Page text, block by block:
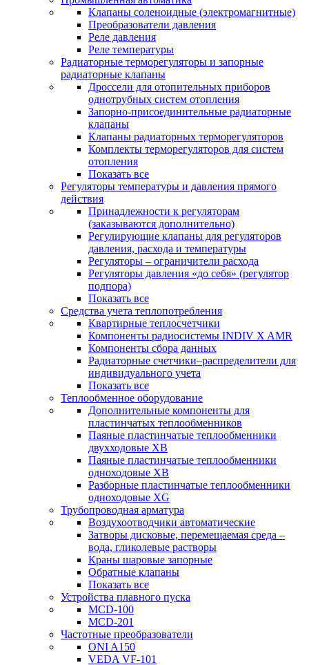
Клапаны соленоидные (электромагнитные)
Преобразователи давления
Реле давления
Реле температуры
Радиаторные терморегуляторы и запорные
радиаторные клапаны
Дроссели для отопительных приборов
однотрубных систем отопления
Запорно-присоединительные радиаторные
клапаны
Клапаны радиаторных терморегуляторов
Комплекты терморегуляторов для систем
отопления
Показать все
Регуляторы температуры и давления прямого
действия
Принадлежности к регуляторам
(заказываются дополнительно)
Регулирующие клапаны для регуляторов
давления, расхода и температуры
Регуляторы – ограничители расхода
Регуляторы давления «до себя» (регулятор
подпора)
Показать все
Средства учета теплопотребления
Квартирные теплосчетчики
Компоненты радиосистемы INDIV X AMR
Компоненты сбора данных
Радиаторные счетчики–распределители для
индивидуального учета
Показать все
Теплообменное оборудование
Дополнительные компоненты для
пластинчатых теплообменников
Паяные пластинчатые теплообменники
двухходовые XB
Паяные пластинчатые теплообменники
одноходовые ХВ
Разборные пластинчатые теплообменники
одноходовые ХG
Трубопроводная арматура
Воздухоотводчики автоматические
Затворы дисковые, перемещаемая среда –
вода, гликолевые растворы
Краны шаровые запорные
Обратные клапаны
Показать все
Устройства плавного пуска
MCD-100
MCD-201
Частотные преобразователи
ONI A150
VEDA VF-101